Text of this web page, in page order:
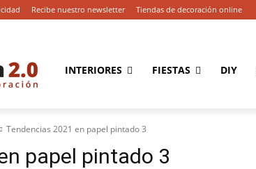
Recibe nuestro newsletter Tiendas de decoración online
INTERIORES FIESTAS DIY
Tendencias 2021 en papel pintado 3
papel pintado 3